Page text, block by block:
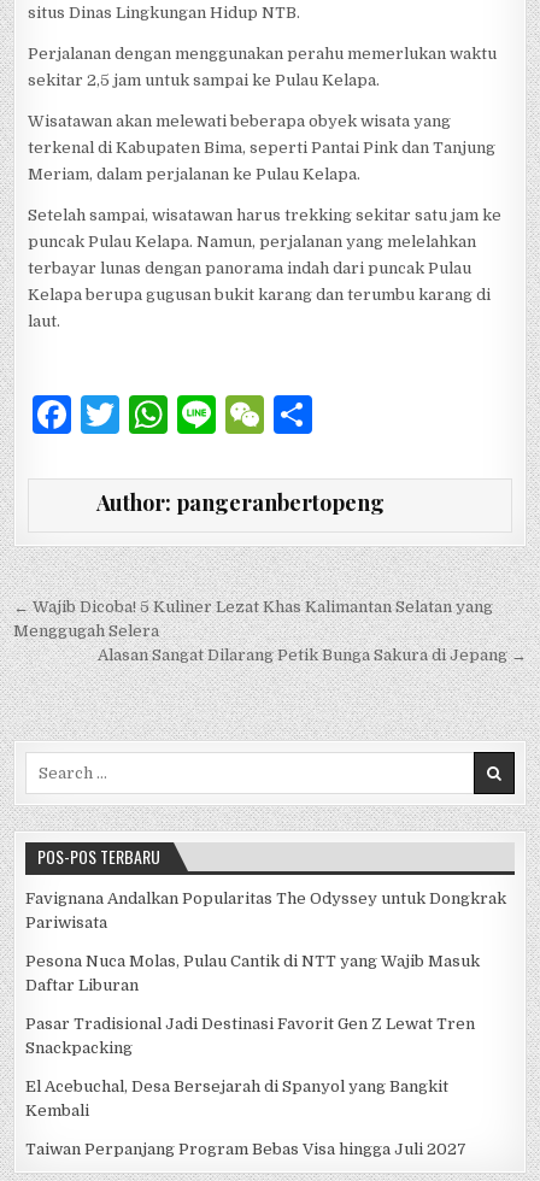
situs Dinas Lingkungan Hidup NTB.
Perjalanan dengan menggunakan perahu memerlukan waktu
sekitar 2,5 jam untuk sampai ke Pulau Kelapa.
Wisatawan akan melewati beberapa obyek wisata yang
terkenal di Kabupaten Bima, seperti Pantai Pink dan Tanjung
Meriam, dalam perjalanan ke Pulau Kelapa.
Setelah sampai, wisatawan harus trekking sekitar satu jam ke
puncak Pulau Kelapa. Namun, perjalanan yang melelahkan
terbayar lunas dengan panorama indah dari puncak Pulau
Kelapa berupa gugusan bukit karang dan terumbu karang di
laut.
F
c
e
b
o
o
k
T
it
te
r
W
at
s
A
p
p
Li
e
W
C
h
at
ar
e
Author: pangeranbertopeng
Navigasi pos
← Wajib Dicoba! 5 Kuliner Lezat Khas Kalimantan Selatan yang
Menggugah Selera
Alasan Sangat Dilarang Petik Bunga Sakura di Jepang →
Search for:
POS-POS TERBARU
Favignana Andalkan Popularitas The Odyssey untuk Dongkrak
Pariwisata
Pesona Nuca Molas, Pulau Cantik di NTT yang Wajib Masuk
Daftar Liburan
Pasar Tradisional Jadi Destinasi Favorit Gen Z Lewat Tren
Snackpacking
El Acebuchal, Desa Bersejarah di Spanyol yang Bangkit
Kembali
Taiwan Perpanjang Program Bebas Visa hingga Juli 2027